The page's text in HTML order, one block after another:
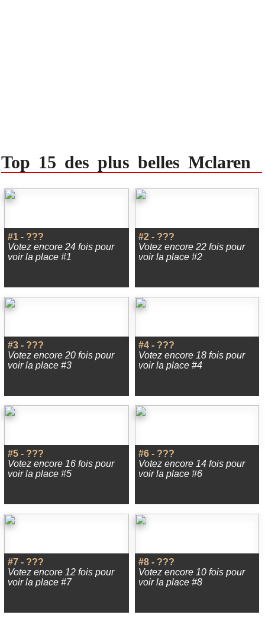
Top 15 des plus belles Mclaren
#1 - ???
Votez encore 24 fois pour
voir la place #1
#2 - ???
Votez encore 22 fois pour
voir la place #2
#3 - ???
Votez encore 20 fois pour
voir la place #3
#4 - ???
Votez encore 18 fois pour
voir la place #4
#5 - ???
Votez encore 16 fois pour
voir la place #5
#6 - ???
Votez encore 14 fois pour
voir la place #6
#7 - ???
Votez encore 12 fois pour
voir la place #7
#8 - ???
Votez encore 10 fois pour
voir la place #8